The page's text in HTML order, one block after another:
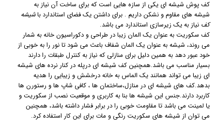
کف پوش شیشه ای یکی از سازه هایی است که برای ساخت آن نیاز به
شیشه های مقاوم و نشکن داریم . برای داشتن یک فضای استاندارد باشیشه
کف نیاز به یک زیرسازی استاندارد می باشد.
کف سکوریت به عنوان یک المان زیبا در طراحی و دکوراسیون خانه به شمار
می روند، شیشه به عنوان یک المان شفاف باعث می شود تا نور را به خوبی از
خود عبور دهد به همین دلیل برای منازلی که نیاز به کنترل طبقات را دارند
بسیار مناسب می باشد.همچنین کف شیشه ای درپله در کنار نرده های شیشه
ای زیبا می تواند همانند یک الماس به خانه درخشش و زیبایی را هدیه
بدهد.کف های شیشه ای در منازل،ساختمان ها ، کافی شاپ ها و رستورن ها
کاربرد دارند.جنس این شیشه ها بنا به کاربری و موقعیت نصب از سکوریت و
یا لمینت می باشد تا مقاومت خوبی را در برابر فشار داشته باشد، همچنین
می توان از شیشه های سکوریت رنگی و مات برای این کار استفاده کرد.